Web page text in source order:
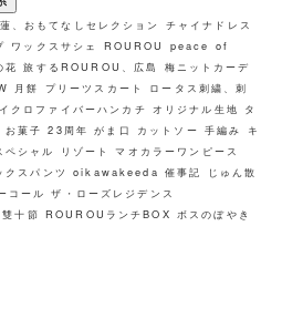
、おもてなしセレクション
チャイナドレス
ワックスサシェ ROUROU
peace of
花 旅するROUROU、広島
梅ニットカーデ
月餅 プリーツスカート
ロータス刺繍、刺
クロファイバーハンカチ オリジナル生地 タ
お菓子 23周年 がま口 カットソー 手編み
キ
ペシャル リゾート
マオカラーワンピース
クスパンツ oikawakeeda 催事記
じゅん散
コール ザ・ローズレジデンス
雙十節 ROUROUランチBOX ボスのぼやき